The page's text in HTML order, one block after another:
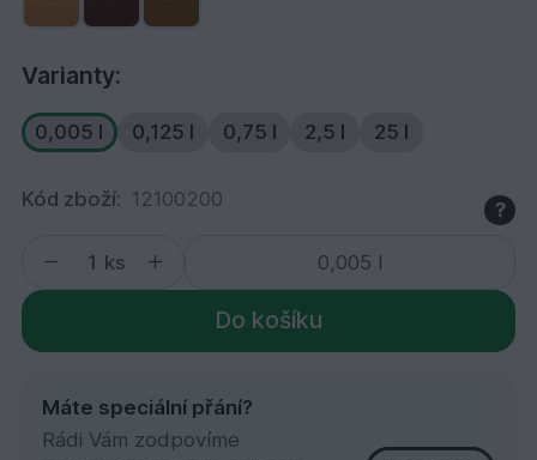
Varianty:
0,005 l 0,125 l 0,75 l 2,5 l 25 l
Kód zboží: 12100200 ?
ks
Do košíku
Máte speciální přání?
Rádi Vám zodpovíme